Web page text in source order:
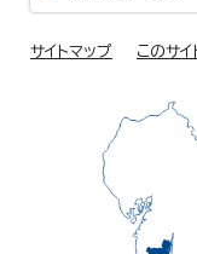
サイトマップ このサイ